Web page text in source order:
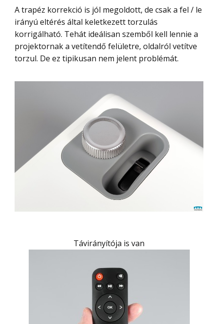
A trapéz korrekció is jól megoldott, de csak a fel / le
irányú eltérés által keletkezett torzulás
korrigálható. Tehát ideálisan szemből kell lennie a
projektornak a vetítendő felületre, oldalról vetítve
torzul. De ez tipikusan nem jelent problémát.
Távirányítója is van